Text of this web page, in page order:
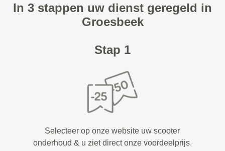
In 3 stappen uw dienst geregeld in
Groesbeek
Stap 1
Selecteer op onze website uw scooter
onderhoud & u ziet direct onze voordeelprijs.